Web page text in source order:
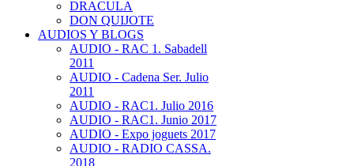
DRACULA
DON QUIJOTE
AUDIOS Y BLOGS
AUDIO - RAC 1. Sabadell
2011
AUDIO - Cadena Ser. Julio
2011
AUDIO - RAC1. Julio 2016
AUDIO - RAC1. Junio 2017
AUDIO - Expo joguets 2017
AUDIO - RADIO CASSA.
2018